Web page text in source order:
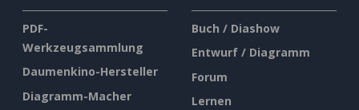
PDF-
Werkzeugsammlung
Daumenkino-Hersteller
Diagramm-Macher
Buch / Diashow
Entwurf / Diagramm
Forum
Lernen